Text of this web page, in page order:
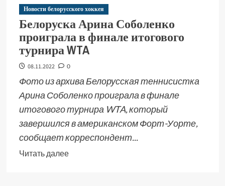
Новости белорусского хоккея
Белоруска Арина Соболенко
проиграла в финале итогового
турнира WTA
08.11.2022 0
Фото из архива Белорусская теннисистка
Арина Соболенко проиграла в финале
итогового турнира WTA, который
завершился в американском Форт-Уорте,
сообщает корреспондент...
Читать далее